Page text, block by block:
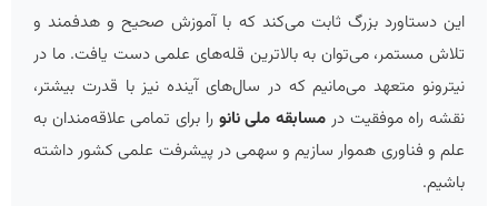
این دستاورد بزرگ ثابت می‌کند که باآموزش صحیح و هدفمندو
تلاش مستمر، می‌توان به بالاترین قله‌های علمی دست یافت. ما در
نیترونو متعهد می‌مانیم که در سال‌های آینده نیز با قدرت بیشتر،
نقشه راه موفقیت در مسابقه ملی نانو را برای تمامی علاقه‌مندان به
علم و فناوری هموار سازیم و سهمی در پیشرفت علمی کشور داشته
باشیم.